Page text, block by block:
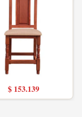
$ 153.139